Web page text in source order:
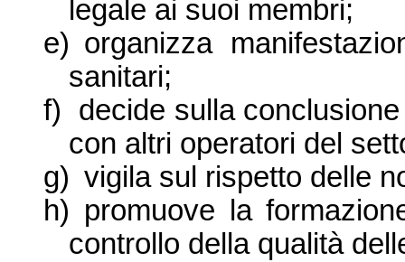
legale ai suoi membri;
e) organizza
sanitari;
f)
decide sulla
con altri operatori del
g) vigila sul rispetto delle
h) promuove la
controllo della qualità